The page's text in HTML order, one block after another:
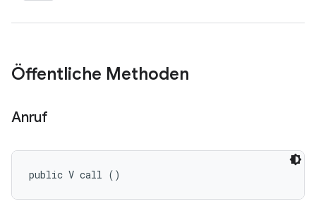
Öffentliche Methoden
Anruf
public V call ()